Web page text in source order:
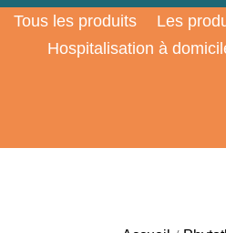
Tous les produits Les
Hospitalisation à